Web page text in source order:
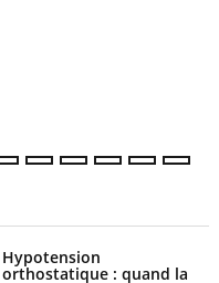
Hypotension
orthostatique : quand la